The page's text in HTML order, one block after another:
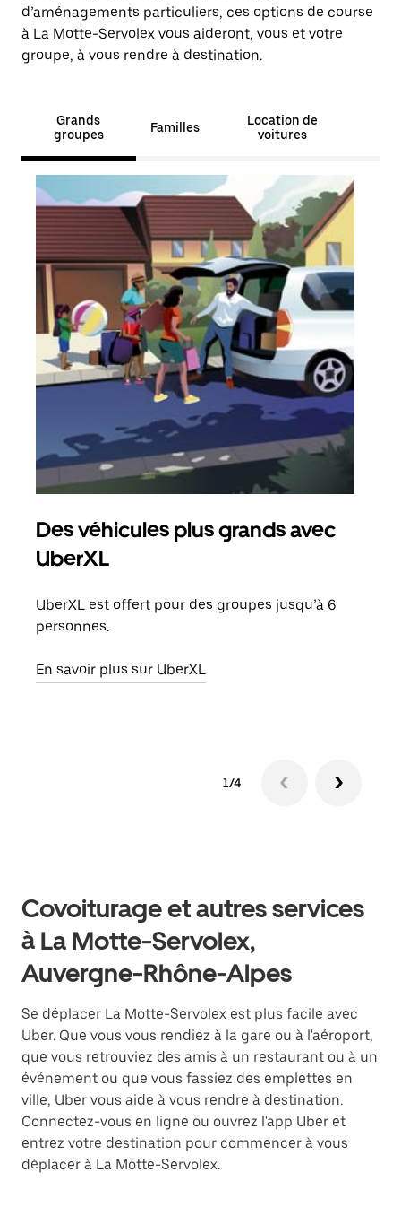
d’aménagements particuliers, ces options de course
à La Motte-Servolex vous aideront, vous et votre
groupe, à vous rendre à destination.
Grands
groupes
Familles
Location de
voitures
Des véhicules plus grands avec
UberXL
UberXL est offert pour des groupes jusqu’à 6
personnes.
En savoir plus sur UberXL
1/4
Covoiturage et autres services
à La Motte-Servolex,
Auvergne-Rhône-Alpes
Se déplacer La Motte-Servolex est plus facile avec
Uber. Que vous vous rendiez à la gare ou à l'aéroport,
que vous retrouviez des amis à un restaurant ou à un
événement ou que vous fassiez des emplettes en
ville, Uber vous aide à vous rendre à destination.
Connectez-vous en ligne ou ouvrez l'app Uber et
entrez votre destination pour commencer à vous
déplacer à La Motte-Servolex.